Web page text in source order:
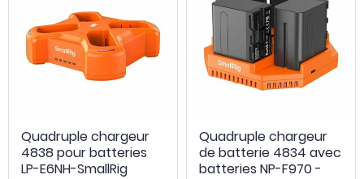
Quadruple chargeur
4838 pour batteries
LP-E6NH-SmallRig
Quadruple chargeur
de batterie 4834 avec
batteries NP-F970 -